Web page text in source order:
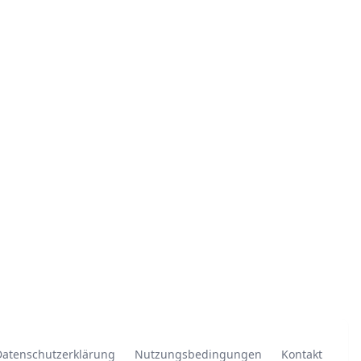
Nutzungsbedingungen Kontakt